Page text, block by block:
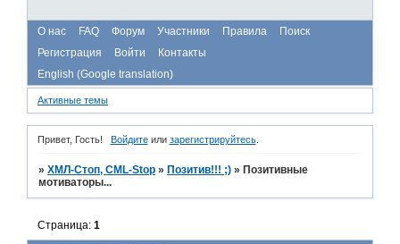
О нас FAQ Форум Участники Правила
Поиск
Регистрация
Войти
Контакты
English (Google translation)
Активные темы
Привет, Гость! Войдитеили зарегистрируйтесь.
»ХМЛ-Стоп, CML-Stop » Позитив!!! ;) » Позитивные
мотиваторы...
Страница:1